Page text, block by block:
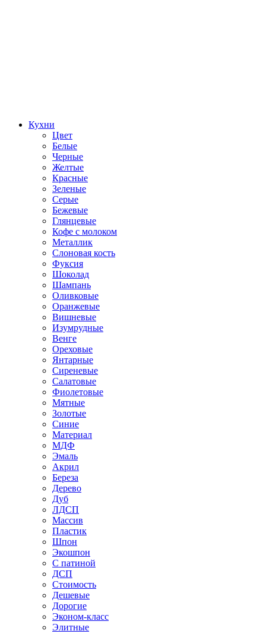
Кухни
Цвет
Белые
Черные
Желтые
Красные
Зеленые
Серые
Бежевые
Глянцевые
Кофе с молоком
Металлик
Слоновая кость
Фуксия
Шоколад
Шампань
Оливковые
Оранжевые
Вишневые
Изумрудные
Венге
Ореховые
Янтарные
Сиреневые
Салатовые
Фиолетовые
Мятные
Золотые
Синие
Материал
МДФ
Эмаль
Акрил
Береза
Дерево
Дуб
ЛДСП
Массив
Пластик
Шпон
Экошпон
С патиной
ДСП
Стоимость
Дешевые
Дорогие
Эконом-класс
Элитные